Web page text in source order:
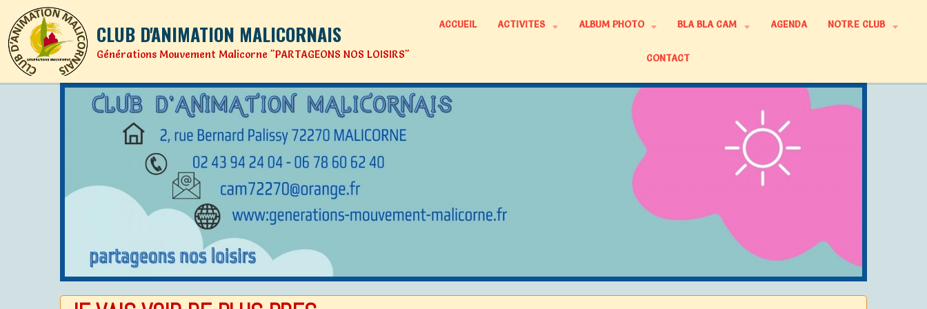
CLUB D'ANIMATION MALICORNAIS
Générations Mouvement Malicorne "PARTAGEONS NOS LOISIRS"
ACCUEIL ACTIVITES ALBUM PHOTO BLA BLA CAM AGENDA NOTRE CLUB
CONTACT